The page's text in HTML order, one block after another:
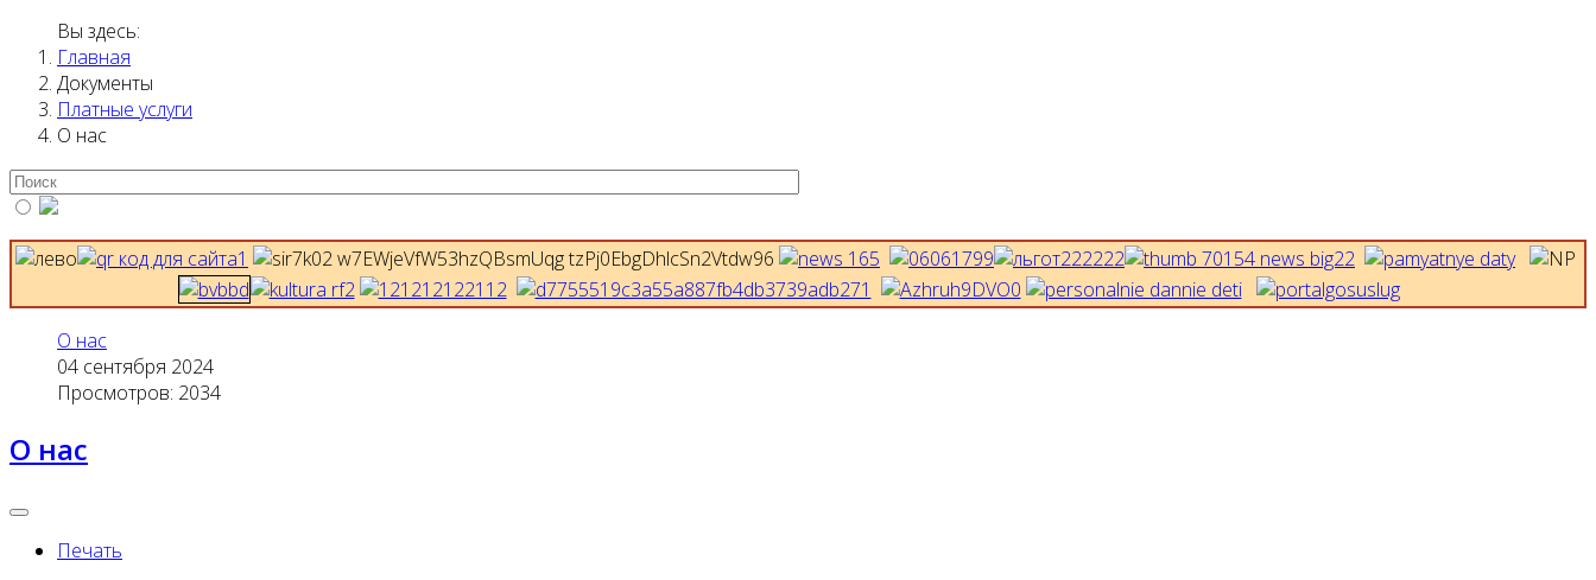
Вы здесь:
Главная
Документы
Платные услуги
О нас
О нас
04 сентября 2024
Просмотров: 2034
О нас
Печать